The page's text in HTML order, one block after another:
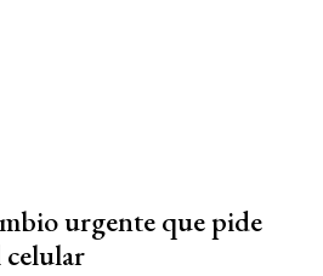
urgente que pide
celular